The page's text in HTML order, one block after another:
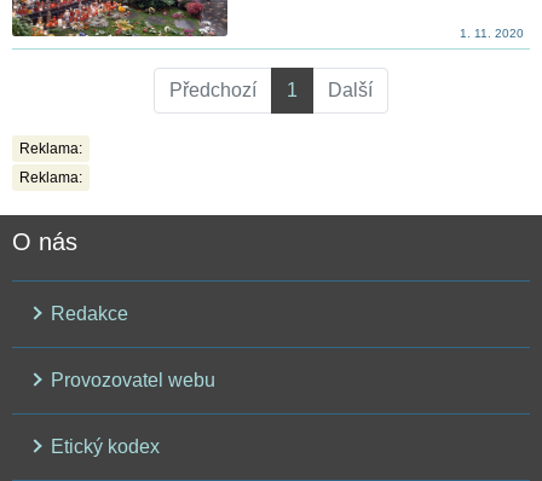
1. 11. 2020
Předchozí 1 Další
Reklama:
Reklama:
O nás
Redakce
Provozovatel webu
Etický kodex